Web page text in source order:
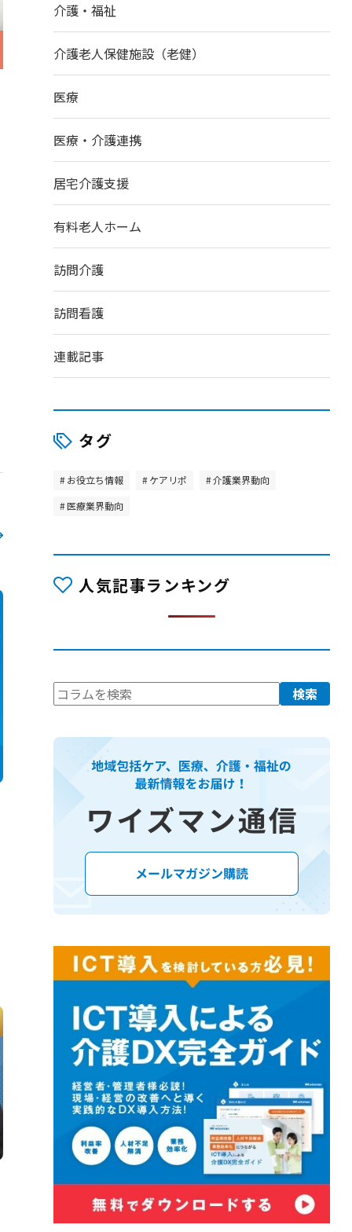
介護・福祉
介護老人保健施設（老健）
医療
医療・介護連携
居宅介護支援
有料老人ホーム
訪問介護
訪問看護
連載記事
タグ
お役立ち情報 ケアリポ
介護業界動向
医療業界動向
人気記事ランキング
検
検索